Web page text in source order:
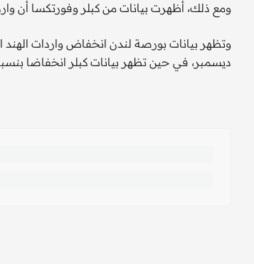
ومع ذلك، أظهرت بيانات من كبلر وفورتكسا أن
ديسمبر، في حين تظهر بيانات كبلر انخفاضا بنسبة 16 في المائة إلى 1.39 مليون برميل